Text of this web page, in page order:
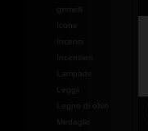
gemelli
Icone
Incensi
Incensieri
Lampade
Leggii
Legno di olivo
Medaglie